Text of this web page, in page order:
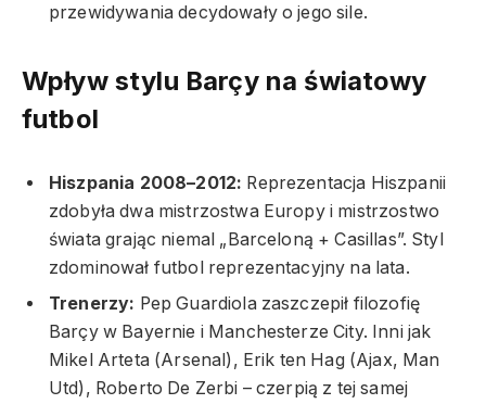
przewidywania decydowały o jego sile.
Wpływ stylu Barçy na światowy
futbol
Hiszpania 2008–2012: Reprezentacja Hiszpanii
zdobyła dwa mistrzostwa Europy i mistrzostwo
świata grając niemal „Barceloną + Casillas”. Styl
zdominował futbol reprezentacyjny na lata.
Trenerzy: Pep Guardiola zaszczepił filozofię
Barçy w Bayernie i Manchesterze City. Inni jak
Mikel Arteta (Arsenal), Erik ten Hag (Ajax, Man
Utd), Roberto De Zerbi – czerpią z tej samej